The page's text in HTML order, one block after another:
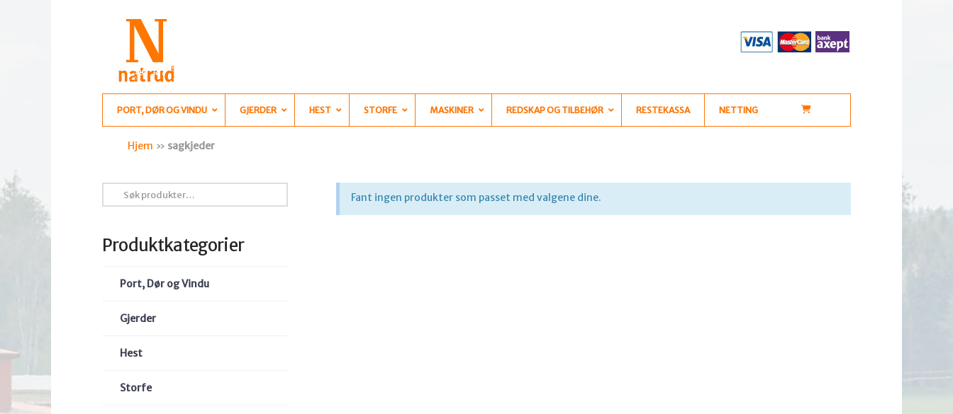
PORT, DØR OG VINDU GJERDER HEST STORFE MASKINER REDSKAP OG TILBEHØR RESTEKASSA NETTING
Hjem » sagkjeder
Fant ingen produkter som passet med valgene dine.
etter:
Produktkategorier
Port, Dør og Vindu
Gjerder
Hest
Storfe